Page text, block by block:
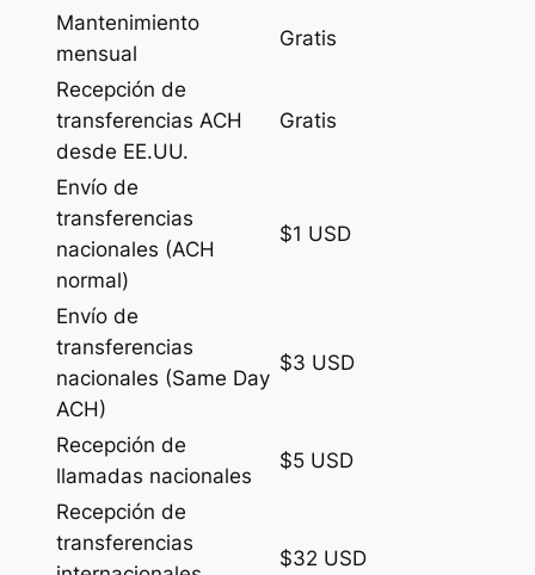
Mantenimiento
mensual
Gratis
Recepción de
transferencias ACH
desde EE.UU.
Gratis
Envío de
transferencias
nacionales (ACH
normal)
$1 USD
Envío de
transferencias
nacionales (Same Day
ACH)
$3 USD
Recepción de
llamadas nacionales
$5 USD
Recepción de
transferencias
$32 USD